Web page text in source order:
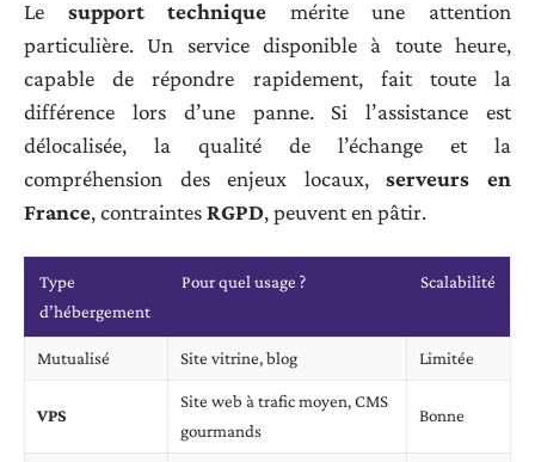
Le support technique mérite une attention
particulière. Un service disponible à toute heure,
capable de répondre rapidement, fait toute la
différence lors d’une panne. Si l’assistance est
délocalisée, la qualité de l’échange et la
compréhension des enjeux locaux,serveurs en
France, contraintesRGPD, peuvent en pâtir.
Type
d’hébergement
Pour quel usage ? Scalabilité
Mutualisé Site vitrine, blog Limitée
VPS
Site web à trafic moyen, CMS
gourmands
Bonne